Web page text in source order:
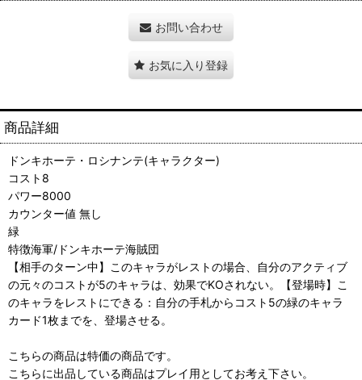
お問い合わせ
お気に入り登録
商品詳細
ドンキホーテ・ロシナンテ(キャラクター)
コスト8
パワー8000
カウンター値 無し
緑
特徴海軍/ドンキホーテ海賊団
【相手のターン中】このキャラがレストの場合、自分のアクティブ
の元々のコストが5のキャラは、効果でKOされない。【登場時】こ
のキャラをレストにできる：自分の手札からコスト5の緑のキャラ
カード1枚までを、登場させる。
こちらの商品は特価の商品です。
こちらに出品している商品はプレイ用としてお考え下さい。